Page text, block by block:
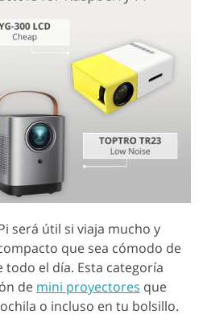
será útil si viaja mucho y
que sea cómodo de
el día. Esta categoría
de mini proyectores que
o incluso en tu bolsillo.